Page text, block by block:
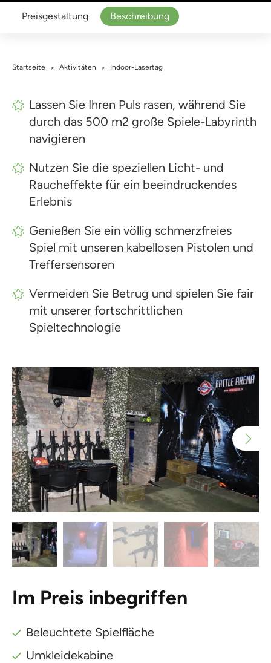
Preisgestaltung Beschreibung
Startseite > Aktivitäten > Indoor-Lasertag
Lassen Sie Ihren Puls rasen, während Sie
durch das 500 m2 große Spiele-Labyrinth
navigieren
Nutzen Sie die speziellen Licht- und
Raucheffekte für ein beeindruckendes
Erlebnis
Genießen Sie ein völlig schmerzfreies
Spiel mit unseren kabellosen Pistolen und
Treffersensoren
Vermeiden Sie Betrug und spielen Sie fair
mit unserer fortschrittlichen
Spieltechnologie
Im Preis inbegriffen
Beleuchtete Spielfläche
Umkleidekabine